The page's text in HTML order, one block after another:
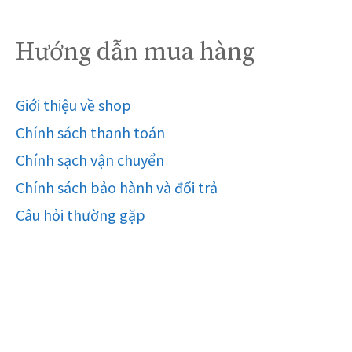
Hướng dẫn mua hàng
Giới thiệu về shop
Chính sách thanh toán
Chính sạch vận chuyển
Chính sách bảo hành và đổi trả
Câu hỏi thường gặp